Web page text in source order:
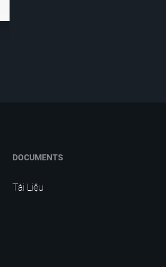
DOCUMENTS
Tài Liệu